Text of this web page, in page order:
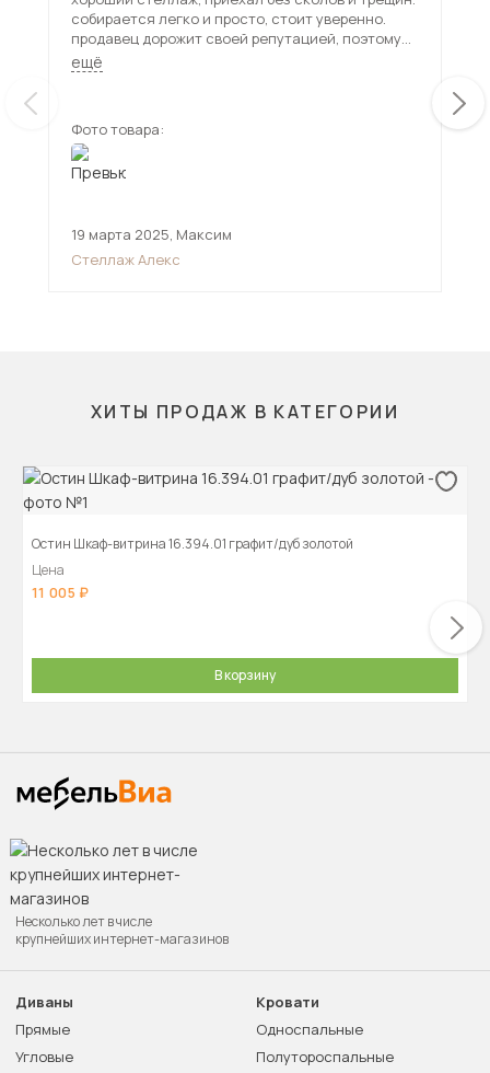
собирается легко и просто, стоит уверенно.
продавец дорожит своей репутацией, поэтому
советую к покупке) и спасибо за хорошую
онлайн поддержку.
ещё
Фото товара:
19 марта 2025, Максим
Стеллаж Алекс
ХИТЫ ПРОДАЖ В КАТЕГОРИИ
Остин Шкаф-витрина 16.394.01 графит/дуб золотой
Цена
11 005
В корзину
Несколько лет в числе
крупнейших интернет-магазинов
Диваны
Прямые
Угловые
Кровати
Односпальные
Полутороспальные